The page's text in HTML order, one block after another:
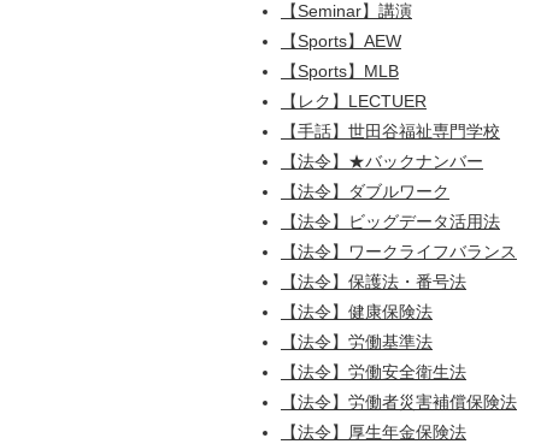
【Seminar】講演
【Sports】AEW
【Sports】MLB
【レク】LECTUER
【手話】世田谷福祉専門学校
【法令】★バックナンバー
【法令】ダブルワーク
【法令】ビッグデータ活用法
【法令】ワークライフバランス
【法令】保護法・番号法
【法令】健康保険法
【法令】労働基準法
【法令】労働安全衛生法
【法令】労働者災害補償保険法
【法令】厚生年金保険法